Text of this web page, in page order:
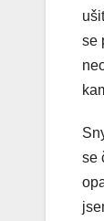
se
se